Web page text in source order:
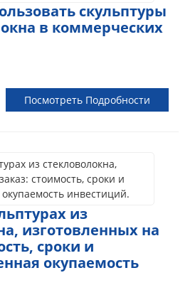
скульптуры
в коммерческих
Посмотреть Подробности
из
изготовленных на
сроки и
окупаемость